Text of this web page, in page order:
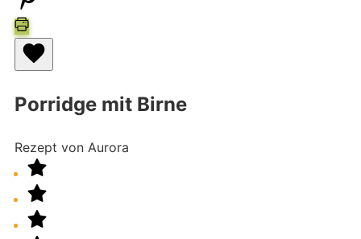
Porridge mit Birne
Rezept von Aurora